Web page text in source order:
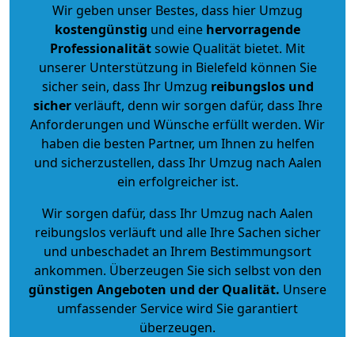
Wir geben unser Bestes, dass hier Umzug
kostengünstig und eine hervorragende
Professionalitätsowie Qualität bietet. Mit
unserer Unterstützung in Bielefeld können Sie
sicher sein, dass Ihr Umzug reibungslos und
sicherverläuft, denn wir sorgen dafür, dass Ihre
Anforderungen und Wünsche erfüllt werden. Wir
haben die besten Partner, um Ihnen zu helfen
und sicherzustellen, dass Ihr Umzug nach Aalen
ein erfolgreicher ist.
Wir sorgen dafür, dass Ihr Umzug nach Aalen
reibungslos verläuft und alle Ihre Sachen sicher
und unbeschadet an Ihrem Bestimmungsort
ankommen. Überzeugen Sie sich selbst von den
günstigen Angeboten und der Qualität. Unsere
umfassender Service wird Sie garantiert
überzeugen.